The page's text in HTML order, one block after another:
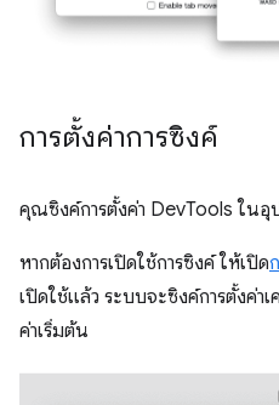
การตั้งค่าการซิงค์
คุณซิงค์การตั้งค่า DevTools ในอุ
หากต้องการเปิดใช้การซิงค์ ให้เปิด
เปิดใช้แล้ว ระบบจะซิงค์การตั้งค่า
ค่าเริ่มต้น